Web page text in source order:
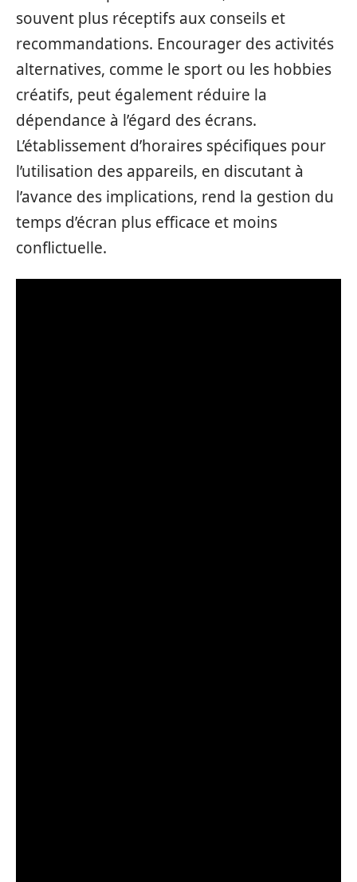
souvent plus réceptifs aux conseils et
recommandations. Encourager des activités
alternatives, comme le sport ou les hobbies
créatifs, peut également réduire la
dépendance à l’égard des écrans.
L’établissement d’horaires spécifiques pour
l’utilisation des appareils, en discutant à
l’avance des implications, rend la gestion du
temps d’écran plus efficace et moins
conflictuelle.